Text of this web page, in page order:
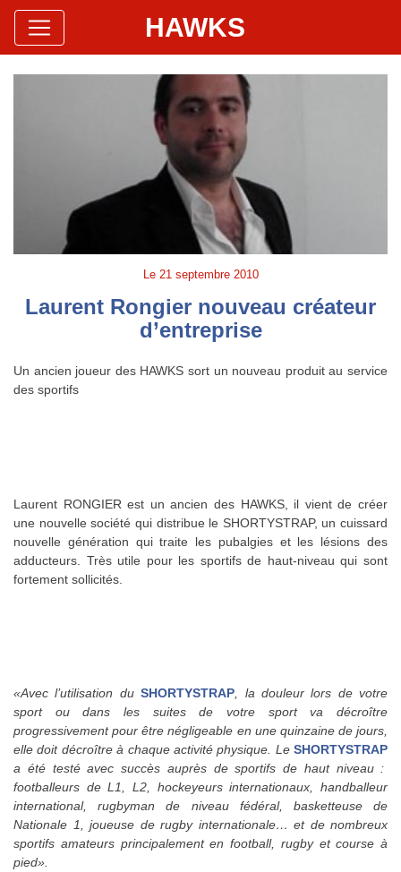
Hawks Baseball Softball
Site Officiel HAWKS
Le 21 septembre 2010
Laurent Rongier nouveau créateur
d’entreprise
Un ancien joueur des HAWKS sort un nouveau produit au service
des sportifs
Laurent RONGIER est un ancien des HAWKS, il vient de créer
une nouvelle société qui distribue le SHORTYSTRAP, un cuissard
nouvelle génération qui traite les pubalgies et les lésions des
adducteurs. Très utile pour les sportifs de haut-niveau qui sont
fortement sollicités.
«Avec l’utilisation duSHORTYSTRAP, la douleur lors de votre
sport ou dans les suites de votre sport va décroître
progressivement pour être négligeable en une quinzaine de jours,
elle doit décroître à chaque activité physique. Le SHORTYSTRAP
a été testé avec succès auprès de sportifs de haut niveau :
footballeurs de L1, L2, hockeyeurs internationaux, handballeur
international, rugbyman de niveau fédéral, basketteuse de
Nationale 1, joueuse de rugby internationale… et de nombreux
sportifs amateurs principalement en football, rugby et course à
pied».